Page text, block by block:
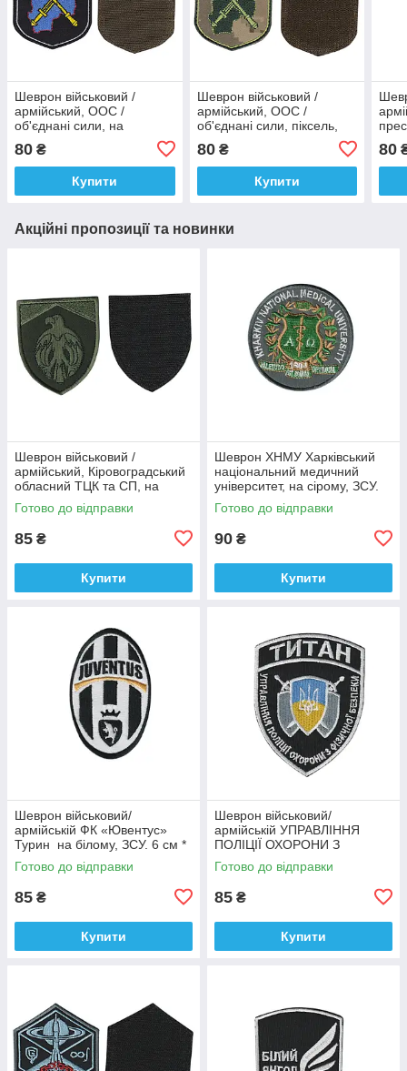
Шеврон військовий /
армійський, ООС /
об'єднані сили, на
чорному, ЗСУ. 10 см * 7 см
80 ₴
Купити
Шеврон військовий /
армійський, ООС /
об'єднані сили, піксель,
80₴
Купити
80
Акційні пропозиції та новинки
Шеврон військовий /
армійський, Кіровоградський
обласний ТЦК та СП, на
оливці ЗСУ.7 см * 8 см
Готово до відправки
85 ₴
Купити
Шеврон ХНМУ Харківський
національний медичний
університет, на сірому, ЗСУ.
діаметр 8,5 см
Готово до відправки
90 ₴
Купити
Шеврон військовий/
армійській ФК «Ювентус»
Турин на білому, ЗСУ. 6 см *
9,5 см
Готово до відправки
85 ₴
Купити
Шеврон військовий/
армійській УПРАВЛІННЯ
ПОЛІЦІЇ ОХОРОНИ З
ФІЗИЧНОЇ БЕЗПЕКИ ТИТАН
на чорному, ЗСУ. 8 см * 10
Готово до відправки
85 ₴
Купити